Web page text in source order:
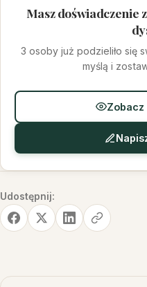
Masz doświadczenie
3 osoby już podzieliło się
myślą i
Zobacz
Udostępnij: